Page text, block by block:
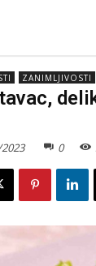
ZANIMLJIVOSTI
0